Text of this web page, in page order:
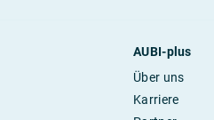
AUBI-plus
Über uns
Karriere